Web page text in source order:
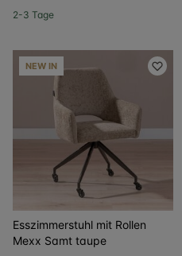
2-3 Tage
NEW IN
Esszimmerstuhl mit Rollen
Mexx Samt taupe